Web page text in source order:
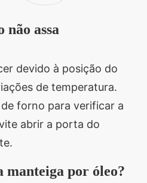
não assa
devido à posição do
de temperatura.
forno para verificar a
abrir a porta do
manteiga por óleo?